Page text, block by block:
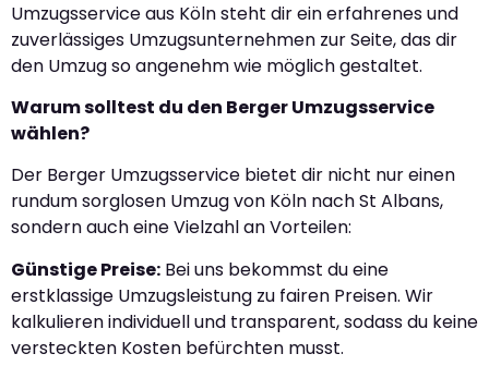
Umzugsservice aus Köln steht dir ein erfahrenes und
zuverlässiges Umzugsunternehmen zur Seite, das dir
den Umzug so angenehm wie möglich gestaltet.
Warum solltest du den Berger Umzugsservice
wählen?
Der Berger Umzugsservice bietet dir nicht nur einen
rundum sorglosen Umzug von Köln nach St Albans,
sondern auch eine Vielzahl an Vorteilen:
Günstige Preise: Bei uns bekommst du eine
erstklassige Umzugsleistung zu fairen Preisen. Wir
kalkulieren individuell und transparent, sodass du keine
versteckten Kosten befürchten musst.